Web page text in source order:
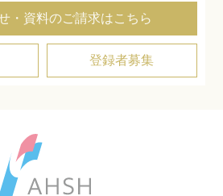
・資料のご請求はこちら
登録者募集